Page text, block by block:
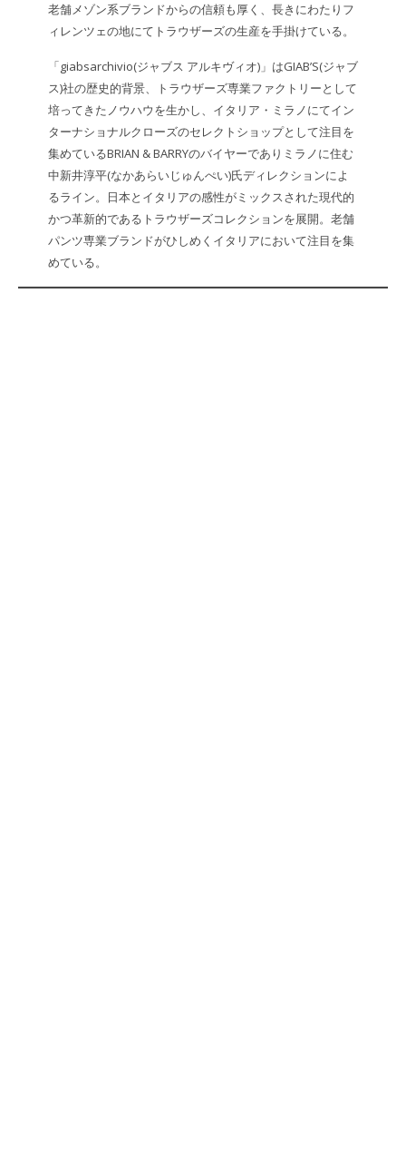
老舗メゾン系ブランドからの信頼も厚く、長きにわたりフ
ィレンツェの地にてトラウザーズの生産を手掛けている。
「giabsarchivio(ジャブス アルキヴィオ)」はGIAB’S(ジャブ
ス)社の歴史的背景、トラウザーズ専業ファクトリーとして
培ってきたノウハウを生かし、イタリア・ミラノにてイン
ターナショナルクローズのセレクトショップとして注目を
集めているBRIAN & BARRYのバイヤーでありミラノに住む
中新井淳平(なかあらいじゅんぺい)氏ディレクションによ
るライン。日本とイタリアの感性がミックスされた現代的
かつ革新的であるトラウザーズコレクションを展開。老舗
パンツ専業ブランドがひしめくイタリアにおいて注目を集
めている。